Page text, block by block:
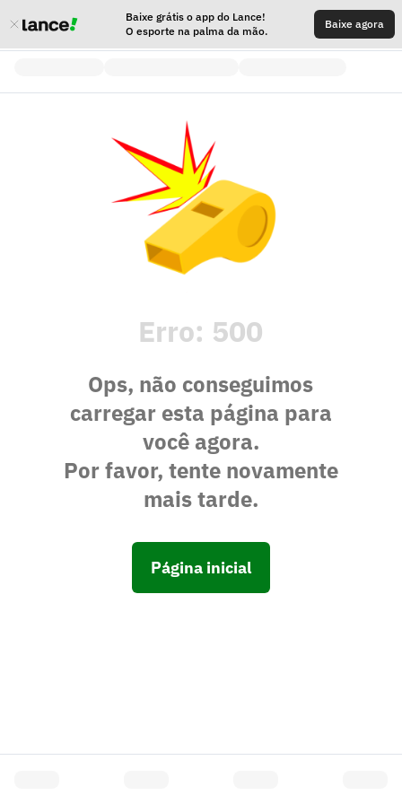
Baixe grátis o app do Lance!
O esporte na palma da mão.
Baixe agora
Erro: 500
Ops, não conseguimos
carregar esta página para
você agora.
Por favor, tente novamente
mais tarde.
Página inicial